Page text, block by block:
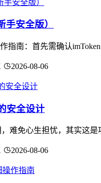
安全版）
指南：首先需确认
2026-08-06
安全设计
难免心生担忧，其实这
2026-08-06